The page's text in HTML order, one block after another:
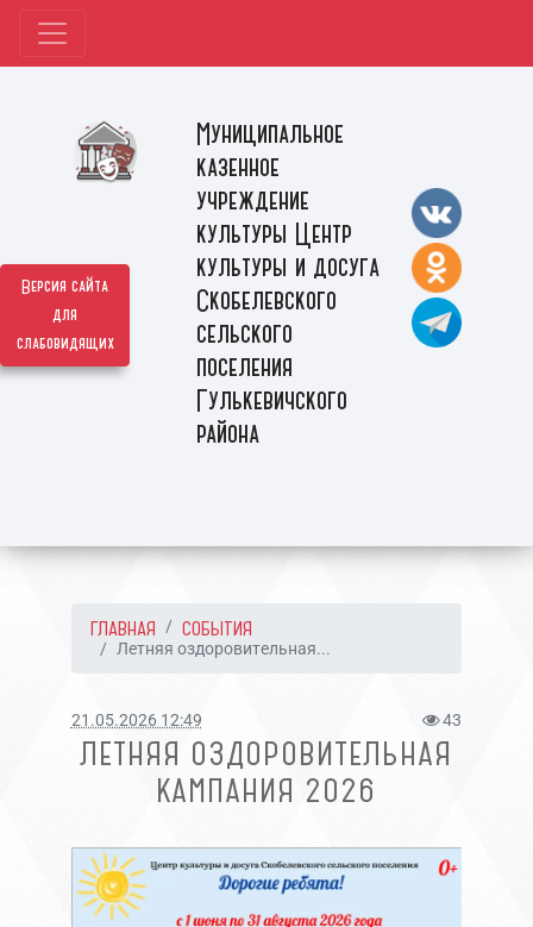
Версия сайта
для
слабовидящих
Муниципальное
казенное
учреждение
культуры Центр
культуры и досуга
Скобелевского
сельского
поселения
Гулькевичского
района
ГЛАВНАЯ СОБЫТИЯ
Летняя оздоровительная...
21.05.2026 12:49 43
ЛЕТНЯЯ ОЗДОРОВИТЕЛЬНАЯ
КАМПАНИЯ 2026